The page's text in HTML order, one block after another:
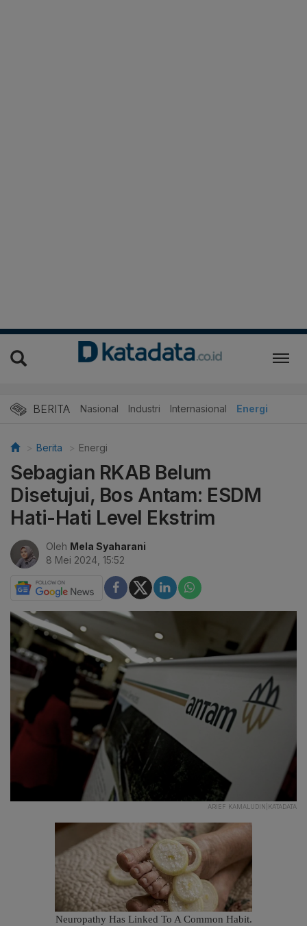
BERITA Nasional Industri Internasional Energi
Berita Energi
Sebagian RKAB Belum
Disetujui, Bos Antam: ESDM
Hati-Hati Level Ekstrim
Oleh Mela Syaharani
8 Mei 2024, 15:52
ARIEF KAMALUDIN|KATADATA